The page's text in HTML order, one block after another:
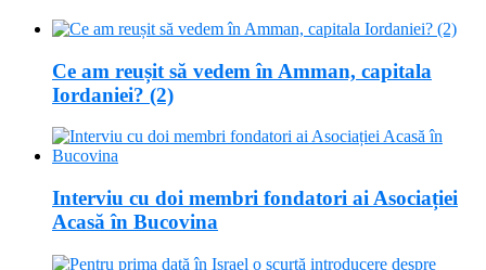
Ce am reușit să vedem în Amman, capitala
Iordaniei? (2)
Interviu cu doi membri fondatori ai Asociației
Acasă în Bucovina